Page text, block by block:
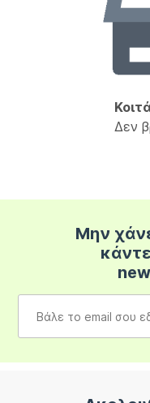
Δεν
Μην